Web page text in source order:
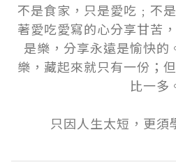
不是食家，只是愛吃﹔不
著愛吃愛寫的心分享甘苦
是樂，分享永遠是愉快的
樂，藏起來就只有一份；
比一多
只因人生太短，更須